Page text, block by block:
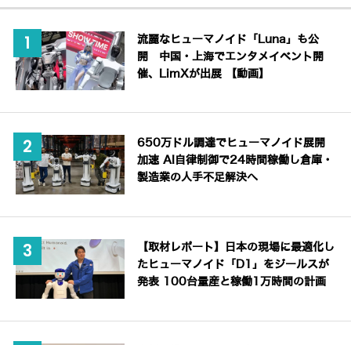
流麗なヒューマノイド「Luna」も公
開 中国・上海でエンタメイベント開
催、LimXが出展 【動画】
650万ドル調達でヒューマノイド展開
加速 AI自律制御で24時間稼働し倉庫・
製造業の人手不足解決へ
【取材レポート】日本の現場に最適化し
たヒューマノイド「D1」をジールスが
発表 100台量産と稼働1万時間の計画